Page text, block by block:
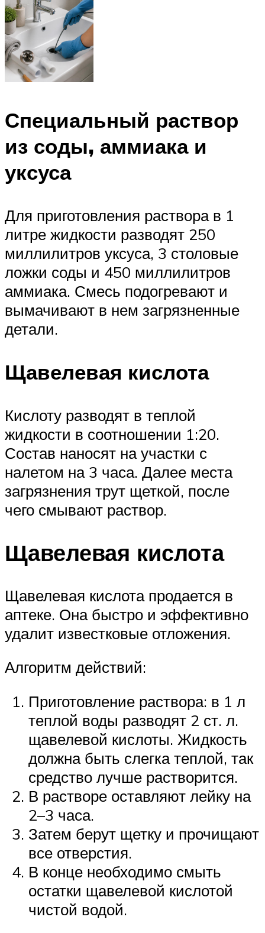
Специальный раствор
из соды, аммиака и
уксуса
Для приготовления раствора в 1
литре жидкости разводят 250
миллилитров уксуса, 3 столовые
ложки соды и 450 миллилитров
аммиака. Смесь подогревают и
вымачивают в нем загрязненные
детали.
Щавелевая кислота
Кислоту разводят в теплой
жидкости в соотношении 1:20.
Состав наносят на участки с
налетом на 3 часа. Далее места
загрязнения трут щеткой, после
чего смывают раствор.
Щавелевая кислота
Щавелевая кислота продается в
аптеке. Она быстро и эффективно
удалит известковые отложения.
Алгоритм действий:
Приготовление раствора: в 1 л
теплой воды разводят 2 ст. л.
щавелевой кислоты. Жидкость
должна быть слегка теплой, так
средство лучше растворится.
В растворе оставляют лейку на
2–3 часа.
Затем берут щетку и прочищают
все отверстия.
В конце необходимо смыть
остатки щавелевой кислотой
чистой водой.